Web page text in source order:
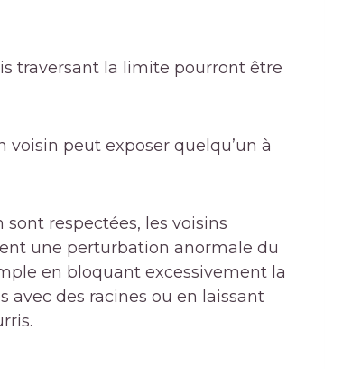
traversant la limite pourront être
voisin peut exposer quelqu’un à
respectées, les voisins
une perturbation anormale du
en bloquant excessivement la
avec des racines ou en laissant